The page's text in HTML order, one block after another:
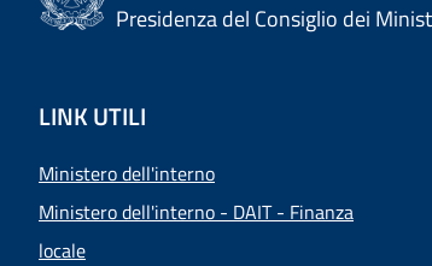
Presidenza del Consiglio dei
LINK UTILI
Ministero dell'interno
Ministero dell'interno - DAIT - Finanza
locale